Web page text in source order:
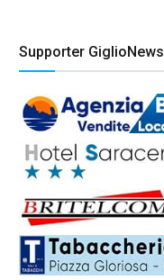
Supporter GiglioNews